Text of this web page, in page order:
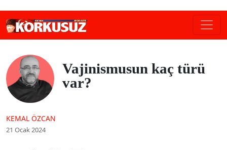
Vajinismusun kaç türü
var?
KEMAL ÖZCAN
21 Ocak 2024